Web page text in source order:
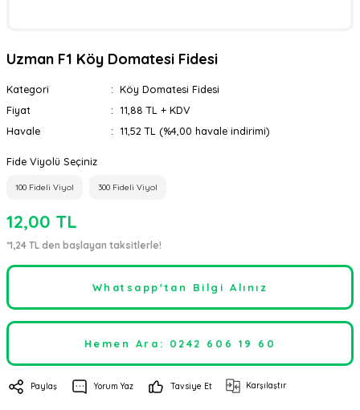
Uzman F1 Köy Domatesi Fidesi
Kategori
Köy Domatesi Fidesi
Fiyat
11,88 TL + KDV
Havale
11,52 TL (%4,00 havale indirimi)
Fide Viyolü Seçiniz
100 Fideli Viyol 300 Fideli Viyol
12,00 TL
*1,24 TL den başlayan taksitlerle!
Whatsapp'tan Bilgi Alınız
Hemen Ara: 0242 606 19 60
Paylaş Yorum Yaz Tavsiye Et Karşılaştır